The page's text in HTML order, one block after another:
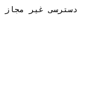
دسترسی غیر مجاز